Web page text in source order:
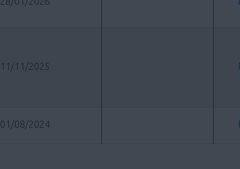
11/11/2025
01/08/2024